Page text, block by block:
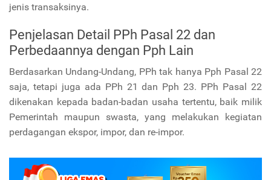
jenis transaksinya.
Penjelasan Detail PPh Pasal 22 dan
Perbedaannya dengan Pph Lain
Berdasarkan Undang-Undang, PPh tak hanya Pph Pasal 22
saja, tetapi juga ada PPh 21 dan Pph 23. PPh Pasal 22
dikenakan kepada badan-badan usaha tertentu, baik milik
Pemerintah maupun swasta, yang melakukan kegiatan
perdagangan ekspor, impor, dan re-impor.